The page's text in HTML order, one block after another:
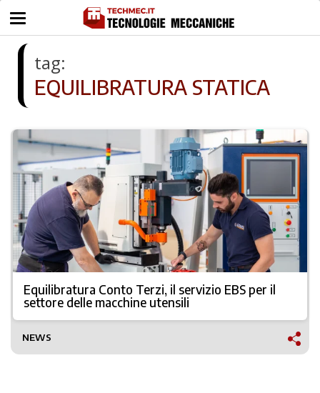
tag:
EQUILIBRATURA STATICA
Equilibratura Conto Terzi, il servizio EBS per il
settore delle macchine utensili
NEWS